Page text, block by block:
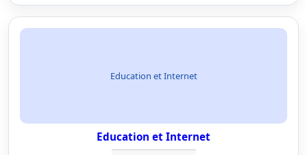
Education et Internet
Education et Internet